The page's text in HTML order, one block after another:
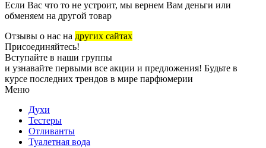
Если Вас что то не устроит, мы вернем Вам деньги или
обменяем на другой товар
Отзывы о нас на других сайтах
Присоединяйтесь!
Вступайте в наши группы
и узнавайте первыми все акции и предложения! Будьте в
курсе последних трендов в мире парфюмерии
Меню
Духи
Тестеры
Отливанты
Туалетная вода